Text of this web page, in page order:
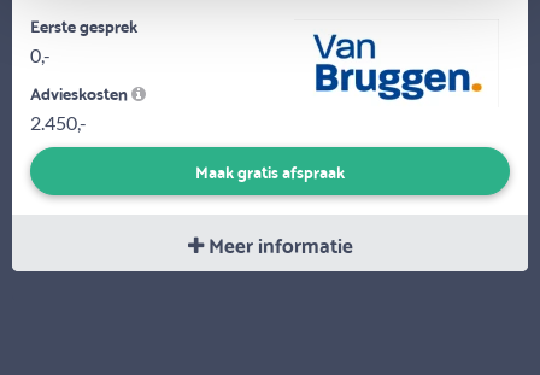
Eerste gesprek
0,-
Advieskosten
2.450,-
Maak gratis afspraak
Meer informatie